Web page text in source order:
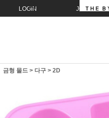
LOGIN JOIN
금형 몰드 > 다구 > 2D